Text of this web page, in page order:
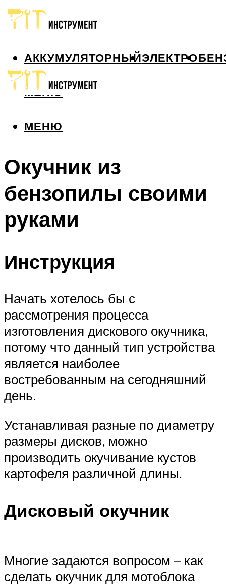
АККУМУЛЯТОРНЫЙЭЛЕКТРО
МЕНЮ
МЕНЮ
Окучник из
бензопилы своими
руками
Инструкция
Начать хотелось бы с
рассмотрения процесса
изготовления дискового окучника,
потому что данный тип устройства
является наиболее
востребованным на сегодняшний
день.
Устанавливая разные по диаметру
размеры дисков, можно
производить окучивание кустов
картофеля различной длины.
Дисковый окучник
Многие задаются вопросом – как
сделать окучник для мотоблока